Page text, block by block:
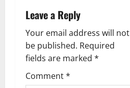
a
v
i
g
Leave a Reply
Your email address will not
be published. Required
fields are marked *
Comment*